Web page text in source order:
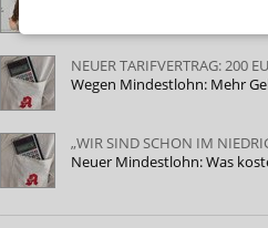
NEUER TARIFVERTRAG: 200
Wegen Mindestlohn: Mehr
„WIR SIND SCHON IM
Neuer Mindestlohn: Was